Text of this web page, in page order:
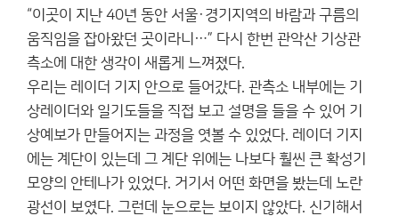
“이곳이 지난 40년 동안 서울·경기지역의 바람과 구름의
움직임을 잡아왔던 곳이라니…” 다시 한번 관악산 기상관
측소에 대한 생각이 새롭게 느껴졌다.
우리는 레이더 기지 안으로 들어갔다. 관측소 내부에는 기
상레이더와 일기도들을 직접 보고 설명을 들을 수 있어 기
상예보가 만들어지는 과정을 엿볼 수 있었다. 레이더 기지
에는 계단이 있는데 그 계단 위에는 나보다 훨씬 큰 확성기
모양의 안테나가 있었다. 거기서 어떤 화면을 봤는데 노란
광선이 보였다. 그런데 눈으로는 보이지 않았다. 신기해서